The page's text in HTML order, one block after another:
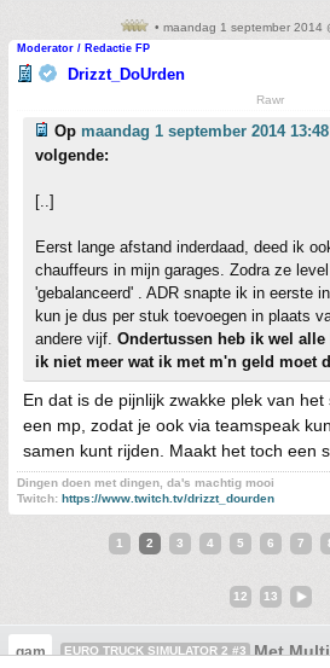
• maandag 1 september 2014
Moderator / Redactie FP
Drizzt_DoUrden
Rawr
Op maandag 1 september 2014 13:48
volgende:
[..]
Eerst lange afstand inderdaad, deed ik
chauffeurs in mijn garages. Zodra ze
'gebalanceerd' . ADR snapte ik in eerste
kun je dus per stuk toevoegen in plaats
andere vijf. Ondertussen heb ik wel
ik niet meer wat ik met m'n geld moet
En dat is de pijnlijk zwakke plek van
een mp, zodat je ook via teamspeak
samen kunt rijden. Maakt het toch een
Dingen doen met dingen, da's machtig mooi
Twitch: https://www.twitch.tv/drizzt_dourden
1 2 3 4 5 6 7
12 13
gam EURO TRUCK SIMULATOR 2 #3 Met